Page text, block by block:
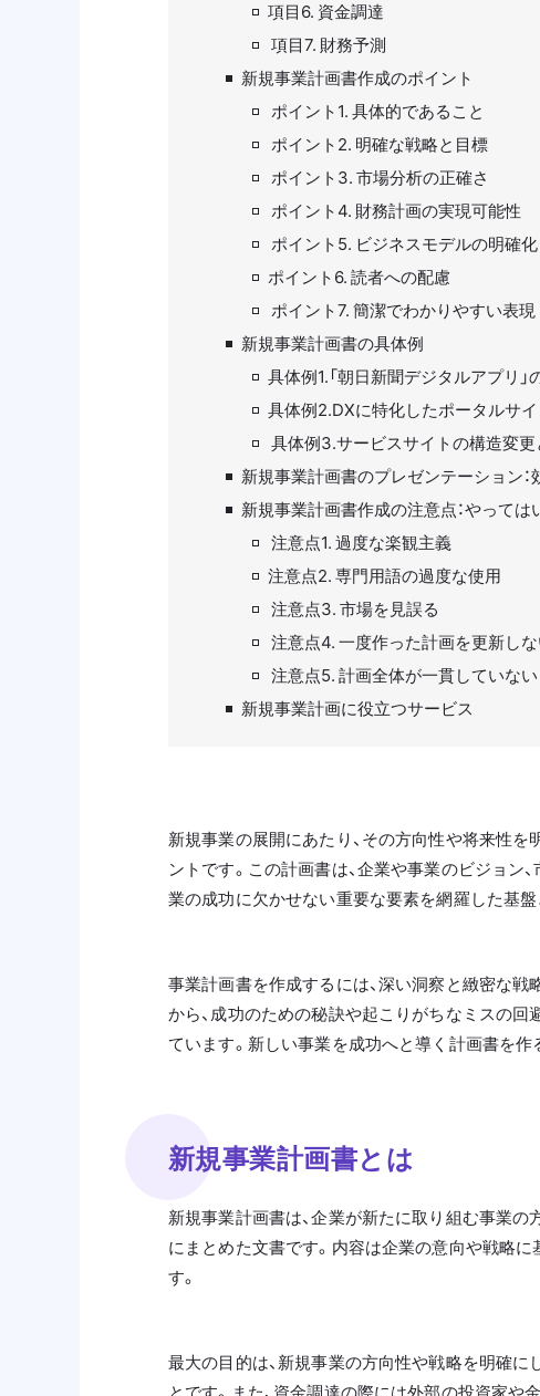
項目6. 資金調達
項目7. 財務予測
新規事業計画書作成のポイント
ポイント1. 具体的であること
ポイント2. 明確な戦略と目標
ポイント3. 市場分析の正確さ
ポイント4. 財務計画の実現可能性
ポイント5. ビジネスモデルの明確化
ポイント6. 読者への配慮
ポイント7. 簡潔でわかりやすい表現
新規事業計画書の具体例
具体例1.「朝日新聞デジタルアプリ
具体例2.DXに特化したポータルサ
具体例3.サービスサイトの構造変
新規事業計画書のプレゼンテーション
新規事業計画書作成の注意点：やっては
注意点1. 過度な楽観主義
注意点2. 専門用語の過度な使用
注意点3. 市場を見誤る
注意点4. 一度作った計画を更新し
注意点5. 計画全体が一貫していない
新規事業計画に役立つサービス
新規事業の展開にあたり、その方向性や将来性
ントです。この計画書は、企業や事業のビジョン
業の成功に欠かせない重要な要素を網羅した基盤
事業計画書を作成するには、深い洞察と緻密な
から、成功のための秘訣や起こりがちなミスの
ています。新しい事業を成功へと導く計画書を作
新規事業計画書とは
新規事業計画書は、企業が新たに取り組む事業の
にまとめた文書です。内容は企業の意向や戦略
す。
最大の目的は、新規事業の方向性や戦略を明確
とです。また、資金調達の際には外部の投資家